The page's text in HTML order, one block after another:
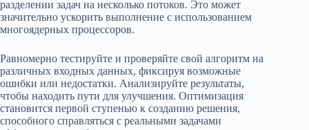
разделении задач на несколько потоков. Это может
значительно ускорить выполнение с использованием
многоядерных процессоров.
Равномерно тестируйте и проверяйте свой алгоритм на
различных входных данных, фиксируя возможные
ошибки или недостатки. Анализируйте результаты,
чтобы находить пути для улучшения. Оптимизация
становится первой ступенью к созданию решения,
способного справляться с реальными задачами